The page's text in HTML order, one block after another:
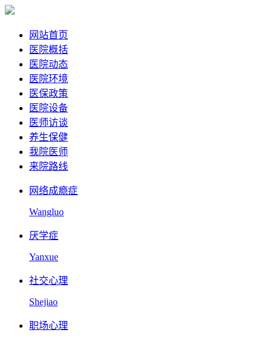
网站首页
医院概括
医院动态
医院环境
医保政策
医院设备
医师访谈
养生保健
我院医师
来院路线
网络成瘾症
Wangluo
厌学症
Yanxue
社交心理
Shejiao
职场心理